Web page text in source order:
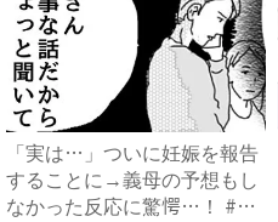
「実は…」ついに妊娠を報告
することに→義母の予想もし
なかった反応に驚愕…！ #